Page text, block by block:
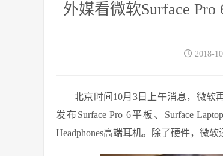
外媒看微软Surface
2018-
北京时间10月3日上午消息，微软
发布Surface Pro 6平板、Surface
Headphones高端耳机。除了硬件，微软